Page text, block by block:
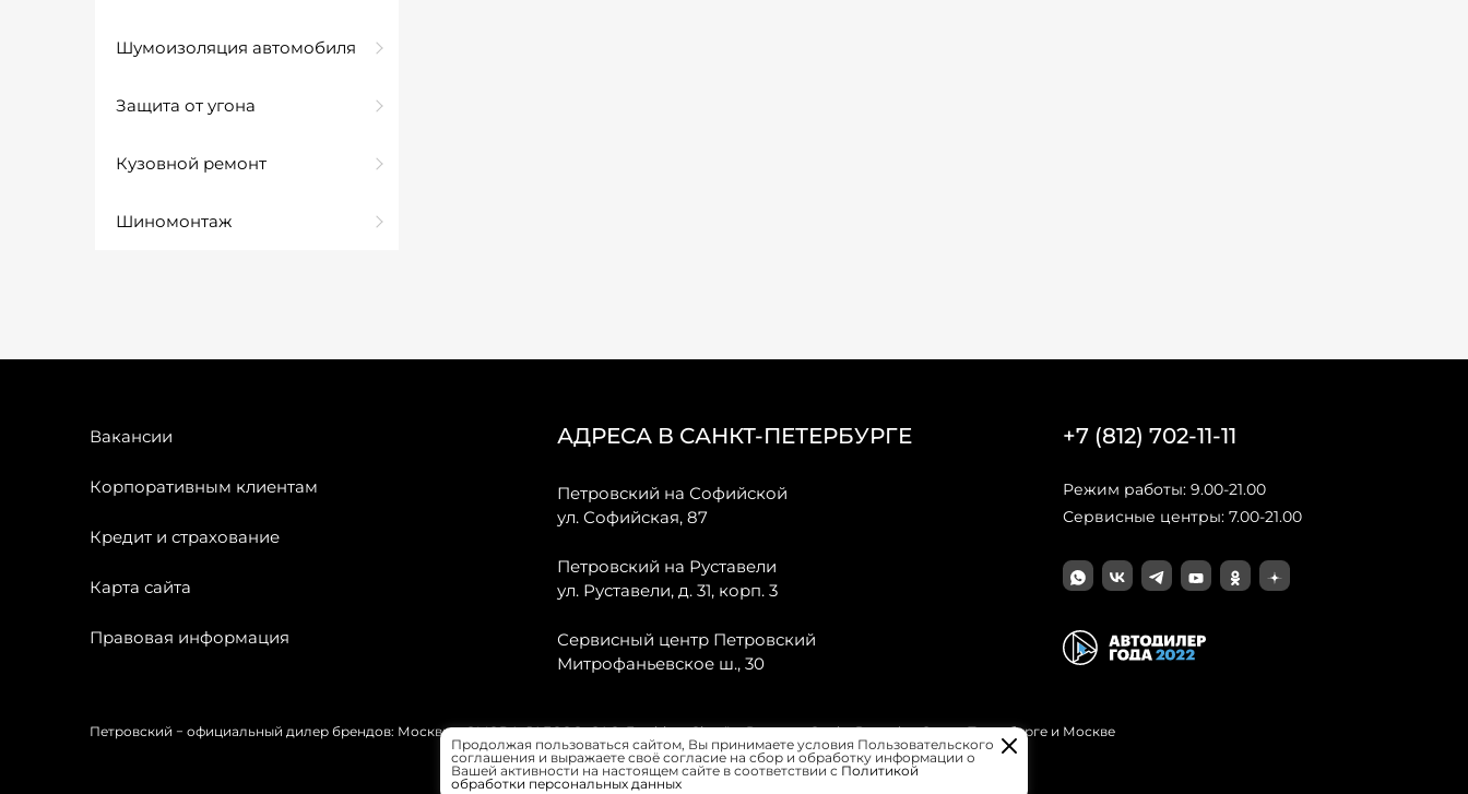
Шумоизоляция автомобиля
Защита от угона
Кузовной ремонт
Шиномонтаж
Вакансии
Корпоративным клиентам
Кредит и страхование
Карта сайта
Правовая информация
АДРЕСА В САНКТ-ПЕТЕРБУРГЕ
Петровский на Софийской
ул. Софийская, 87
Петровский на Руставели
ул. Руставели, д. 31, корп. 3
Сервисный центр Петровский
Митрофаньевское ш., 30
+7 (812) 702-11-11
Режим работы: 9.00-21.00
Сервисные центры: 7.00-21.00
Петровский − официальный дилер брендов: Москвич, OMODA, JAECOO, GAC, Forthing, Citroёn, Peugeot, Opel и Renault в Санкт-Петербурге и Москве
Продолжая пользоваться сайтом, Вы принимаете условия Пользовательского
соглашения и выражаете своё согласие на сбор и обработку информации о
Вашей активности на настоящем сайте в соответствии с Политикой
обработки персональных данных